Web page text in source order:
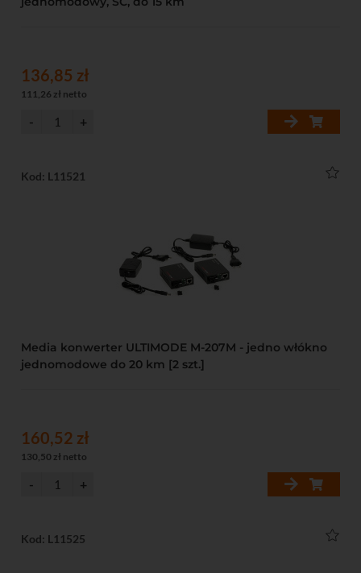
136,85 zł
111,26 zł netto
Kod: L11521
Media konwerter ULTIMODE M-207M - jedno włókno
jednomodowe do 20 km [2 szt.]
160,52 zł
130,50 zł netto
Kod: L11525